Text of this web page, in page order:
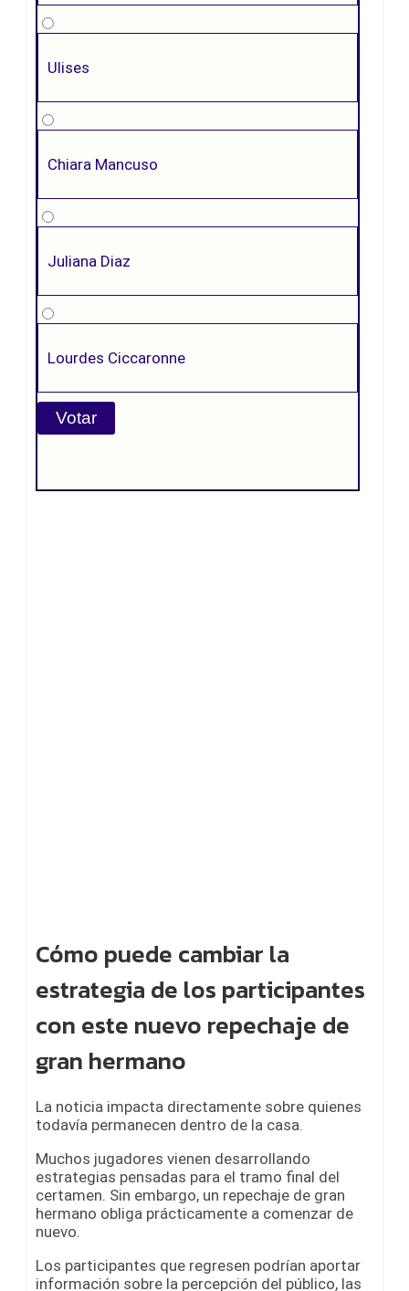
Ulises
Chiara Mancuso
Juliana Diaz
Lourdes Ciccaronne
Cómo puede cambiar la
estrategia de los participantes
con este nuevo repechaje de
gran hermano
La noticia impacta directamente sobre quienes
todavía permanecen dentro de la casa.
Muchos jugadores vienen desarrollando
estrategias pensadas para el tramo final del
certamen. Sin embargo, un repechaje de gran
hermano obliga prácticamente a comenzar de
nuevo.
Los participantes que regresen podrían aportar
información sobre la percepción del público, las